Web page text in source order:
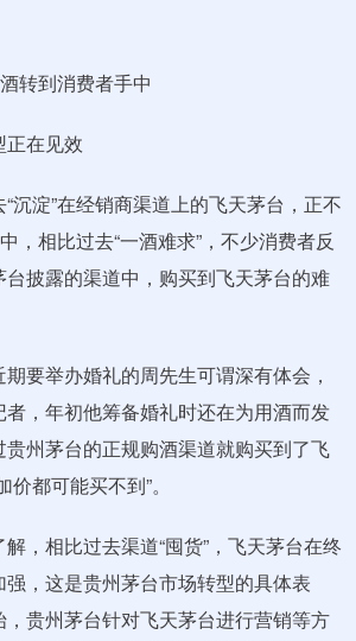
转到消费者手中
正在见效
沉淀”在经销商渠道上的飞天茅台，正不
，相比过去“一酒难求”，不少消费者反
披露的渠道中，购买到飞天茅台的难
要举办婚礼的周先生可谓深有体会，
，年初他筹备婚礼时还在为用酒而发
州茅台的正规购酒渠道就购买到了飞
都可能买不到”。
，相比过去渠道“囤货”，飞天茅台在终
，这是贵州茅台市场转型的具体表
贵州茅台针对飞天茅台进行营销等方